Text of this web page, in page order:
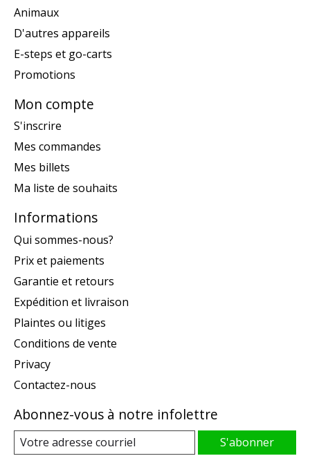
Animaux
D'autres appareils
E-steps et go-carts
Promotions
Mon compte
S'inscrire
Mes commandes
Mes billets
Ma liste de souhaits
Informations
Qui sommes-nous?
Prix et paiements
Garantie et retours
Expédition et livraison
Plaintes ou litiges
Conditions de vente
Privacy
Contactez-nous
Abonnez-vous à notre infolettre
S'abonner